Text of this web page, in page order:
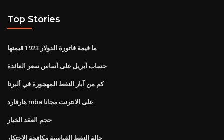
Top Stories
ما قيمة فاتورة الدولار 1923 قيمتها
حساب أبريل على أساس سعر الفائدة
كم من آبار النفط المهجورة في ألبرتا
هارفارد mba على الانترنت مجانا
حجم العقد الخيار
حالة النفط القياسية مكافحة الاحتكار